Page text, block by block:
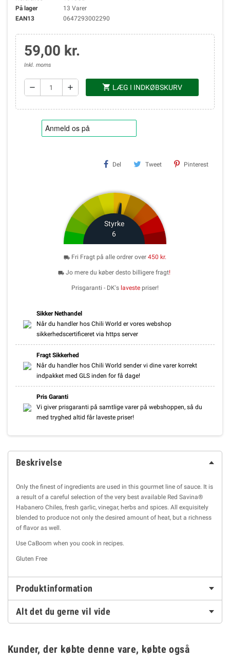
På lager
13 Varer
EAN13
0647293002290
59,00 kr.
Inkl. moms
remove add shopping_cart LÆG I INDKØBSKURV
Del Tweet Pinterest
Styrke
6
local_shipping Fri Fragt på alle ordrer over 450 kr.
local_shipping Jo mere du køber desto billigere fragt!
Prisgaranti - DK's laveste priser!
Sikker Nethandel
Når du handler hos Chili World er vores webshop
sikkerhedscertificeret via https server
Fragt Sikkerhed
Når du handler hos Chili World sender vi dine varer korrekt
indpakket med GLS inden for få dage!
Pris Garanti
Vi giver prisgaranti på samtlige varer på webshoppen, så du
med tryghed altid får laveste priser!
Beskrivelse
Only the finest of ingredients are used in this gourmet line of sauce. It is
a result of a careful selection of the very best available Red Savina®
Habanero Chiles, fresh garlic, vinegar, herbs and spices. All exquisitely
blended to produce not only the desired amount of heat, but a richness
of flavor as well.
Use CaBoom when you cook in recipes.
Gluten Free
Produktinformation
Alt det du gerne vil vide
Kunder, der købte denne vare, købte også